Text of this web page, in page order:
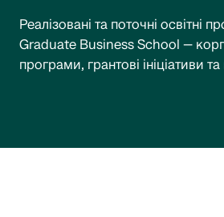
Реалізовані та поточні освітні
Graduate Business School —
програми, грантові ініціативи